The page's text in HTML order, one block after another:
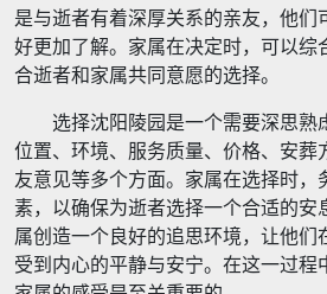
是与逝者有着深厚关系的亲友，他们
好更加了解。家属在决定时，可以综
合逝者和家属共同意愿的选择。
选择沈阳陵园是一个需要深思熟
位置、环境、服务质量、价格、安葬
友意见等多个方面。家属在选择时，
素，以确保为逝者选择一个合适的安
属创造一个良好的追思环境，让他们
受到内心的平静与安宁。在这一过程